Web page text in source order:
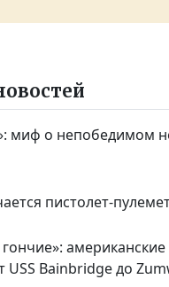
миф о непобедимом
пистолет-
USS Bainbridge до